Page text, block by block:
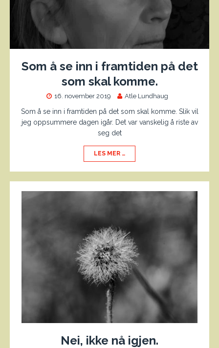
Som å se inn i framtiden på det
som skal komme.
16. november 2019 Atle Lundhaug
Som å se inn i framtiden på det som skal komme. Slik vil
jeg oppsummere dagen igår. Det var vanskelig å riste av
seg det
LES MER …
Nei, ikke nå igjen.